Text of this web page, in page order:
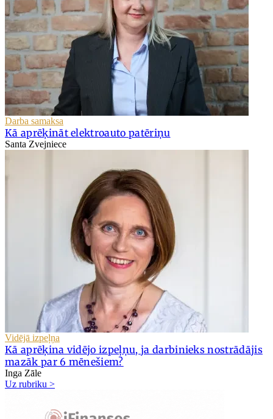
Darba samaksa
Kā aprēķināt elektroauto patēriņu
Santa Zvejniece
Vidējā izpeļņa
Kā aprēķina vidējo izpeļņu, ja darbinieks nostrādājis
mazāk par 6 mēnešiem?
Inga Zāle
Uz rubriku >